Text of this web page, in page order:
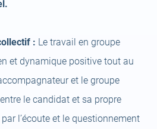
: Le travail en groupe
et dynamique positive tout au
et le groupe
le candidat et sa propre
l’écoute et le questionnement